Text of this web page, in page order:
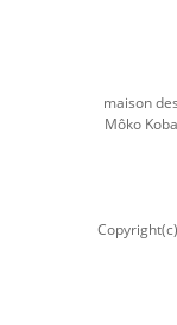
maison
Môko